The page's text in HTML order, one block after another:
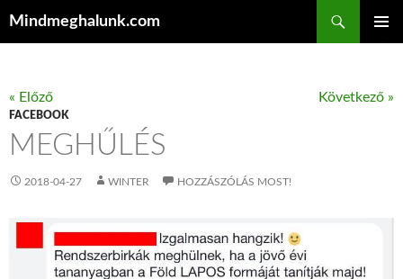
Mindmeghalunk.com
« Előző Következő »
FACEBOOK
MEGHŰLÉS
2018-04-27 WINTER HOZZÁSZÓLÁS MOST!